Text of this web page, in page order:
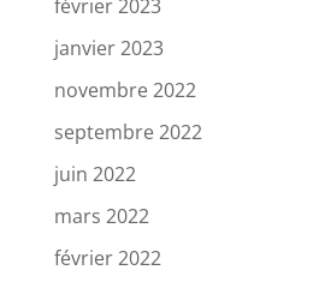
février 2023
janvier 2023
novembre 2022
septembre 2022
juin 2022
mars 2022
février 2022